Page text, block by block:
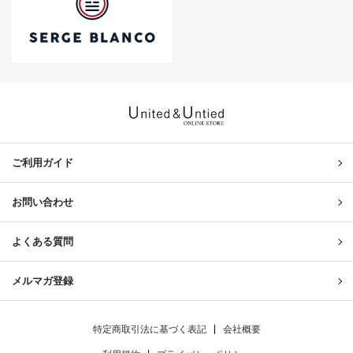
ご利用ガイド
お問い合わせ
よくある質問
メルマガ登録
特定商取引法に基づく表記 会社概要